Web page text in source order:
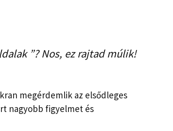
”? Nos, ez rajtad múlik!
megérdemlik az elsődleges
nagyobb figyelmet és